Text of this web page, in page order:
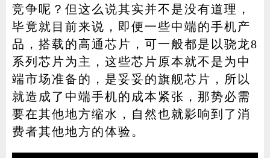
竞争呢？但这么说其实并不是没有道理，
毕竟就目前来说，即便一些中端的手机产
品，搭载的高通芯片，可一般都是以骁龙8
系列芯片为主，这些芯片原本就不是为中
端市场准备的，是妥妥的旗舰芯片，所以
就造成了中端手机的成本紧张，那势必需
要在其他地方缩水，自然也就影响到了消
费者其他地方的体验。